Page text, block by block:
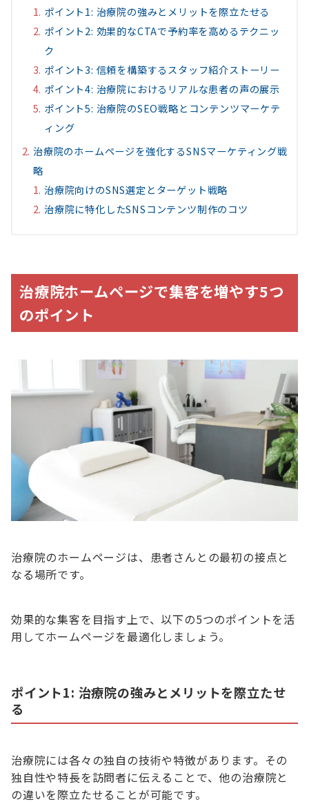
ポイント1: 治療院の強みとメリットを際立たせる
ポイント2: 効果的なCTAで予約率を高めるテクニッ
ク
ポイント3: 信頼を構築するスタッフ紹介ストーリー
ポイント4: 治療院におけるリアルな患者の声の展示
ポイント5: 治療院のSEO戦略とコンテンツマーケテ
ィング
治療院のホームページを強化するSNSマーケティング戦
略
治療院向けのSNS選定とターゲット戦略
治療院に特化したSNSコンテンツ制作のコツ
治療院ホームページで集客を増やす5つ
のポイント
治療院のホームページは、患者さんとの最初の接点と
なる場所です。
効果的な集客を目指す上で、以下の5つのポイントを活
用してホームページを最適化しましょう。
ポイント1: 治療院の強みとメリットを際立たせ
る
治療院には各々の独自の技術や特徴があります。その
独自性や特長を訪問者に伝えることで、他の治療院と
の違いを際立たせることが可能です。